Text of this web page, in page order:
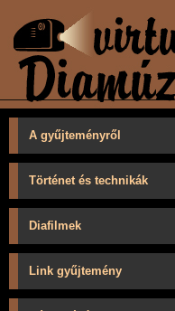
A gyűjteményről
Történet és technikák
Diafilmek
Link gyűjtemény